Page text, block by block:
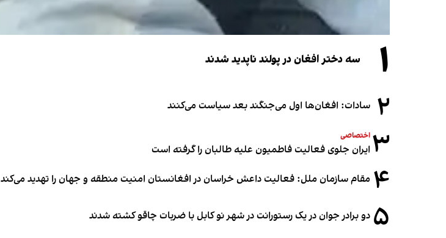
۱ سه دختر افغان در پولند ناپدید شدند
۲ سادات: افغان‌ها اول می‌جنگند بعد سیاست می‌کنند
۳ اختصاصی
ایران جلوی فعالیت فاطمیون علیه طالبان را گرفته است
۴ مقام سازمان ملل: فعالیت داعش خراسان در افغانستان امنیت منطقه و جهان را تهدید می‌کند
۵ دو برادر جوان در یک رستورانت در شهر نو کابل با ضربات چاقو کشته شدند